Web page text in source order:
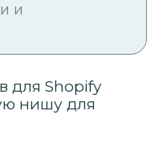
и
для Shopify
нишу для